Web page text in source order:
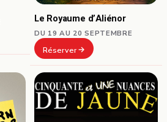
Le Royaume d’Aliénor
DU 19 AU 20 SEPTEMBRE
Réserver